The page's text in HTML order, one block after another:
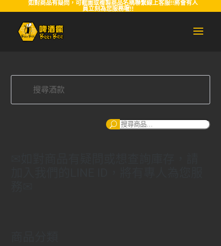
如對商品有疑問，可截圖或複製商品名稱聯繫線上客服!!將會有人
員立刻為您服務喔!!
搜